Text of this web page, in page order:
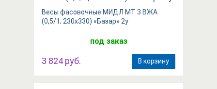
Весы фасовочные МИДЛ МТ 3 ВЖА
(0,5/1; 230х330) «Базар» 2у
под заказ
3 824 руб. В корзину